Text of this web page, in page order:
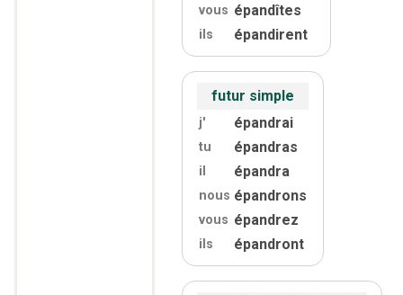
vous épandîtes
ils épandirent
futur simple
j' épandrai
tu épandras
il épandra
nous épandrons
vous épandrez
ils épandront